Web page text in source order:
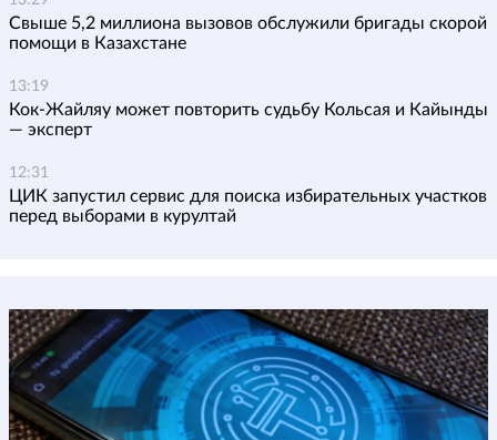
Свыше 5,2 миллиона вызовов обслужили бригады скорой
помощи в Казахстане
13:19
Кок-Жайляу может повторить судьбу Кольсая и Кайынды
— эксперт
12:31
ЦИК запустил сервис для поиска избирательных участков
перед выборами в курултай